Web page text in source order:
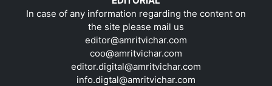
In case of any information regarding the content on
the site please mail us
editor@amritvichar.com
coo@amritvichar.com
editor.digital@amritvichar.com
info.digtal@amritvichar.com